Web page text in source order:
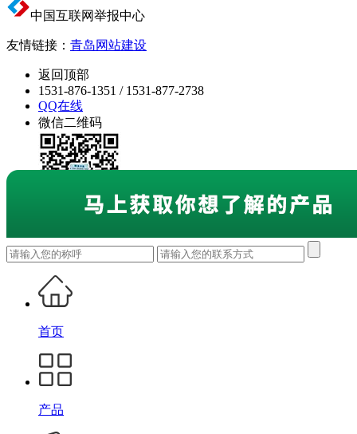
中国互联网举报中心
友情链接： 青岛网站建设
返回顶部
1531-876-1351 / 1531-877-2738
QQ在线
微信二维码
首页
产品